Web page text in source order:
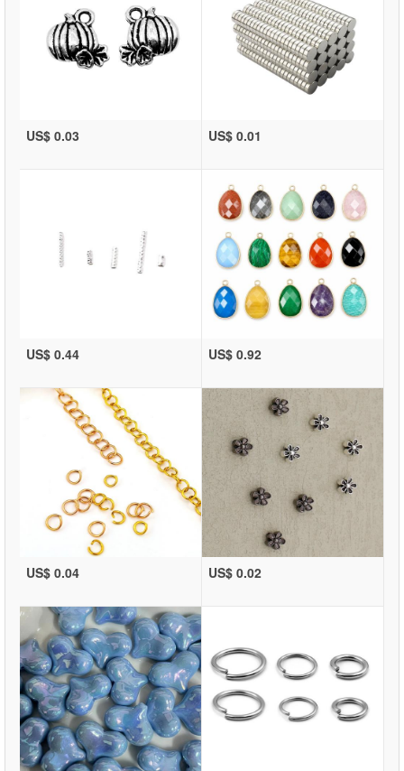
US$ 0.03 US$ 0.01
US$ 0.44 US$ 0.92
US$ 0.04 US$ 0.02